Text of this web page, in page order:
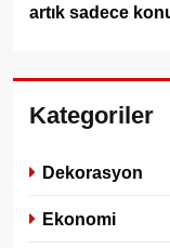
artık sadece
Kategoriler
Dekorasyon
Ekonomi